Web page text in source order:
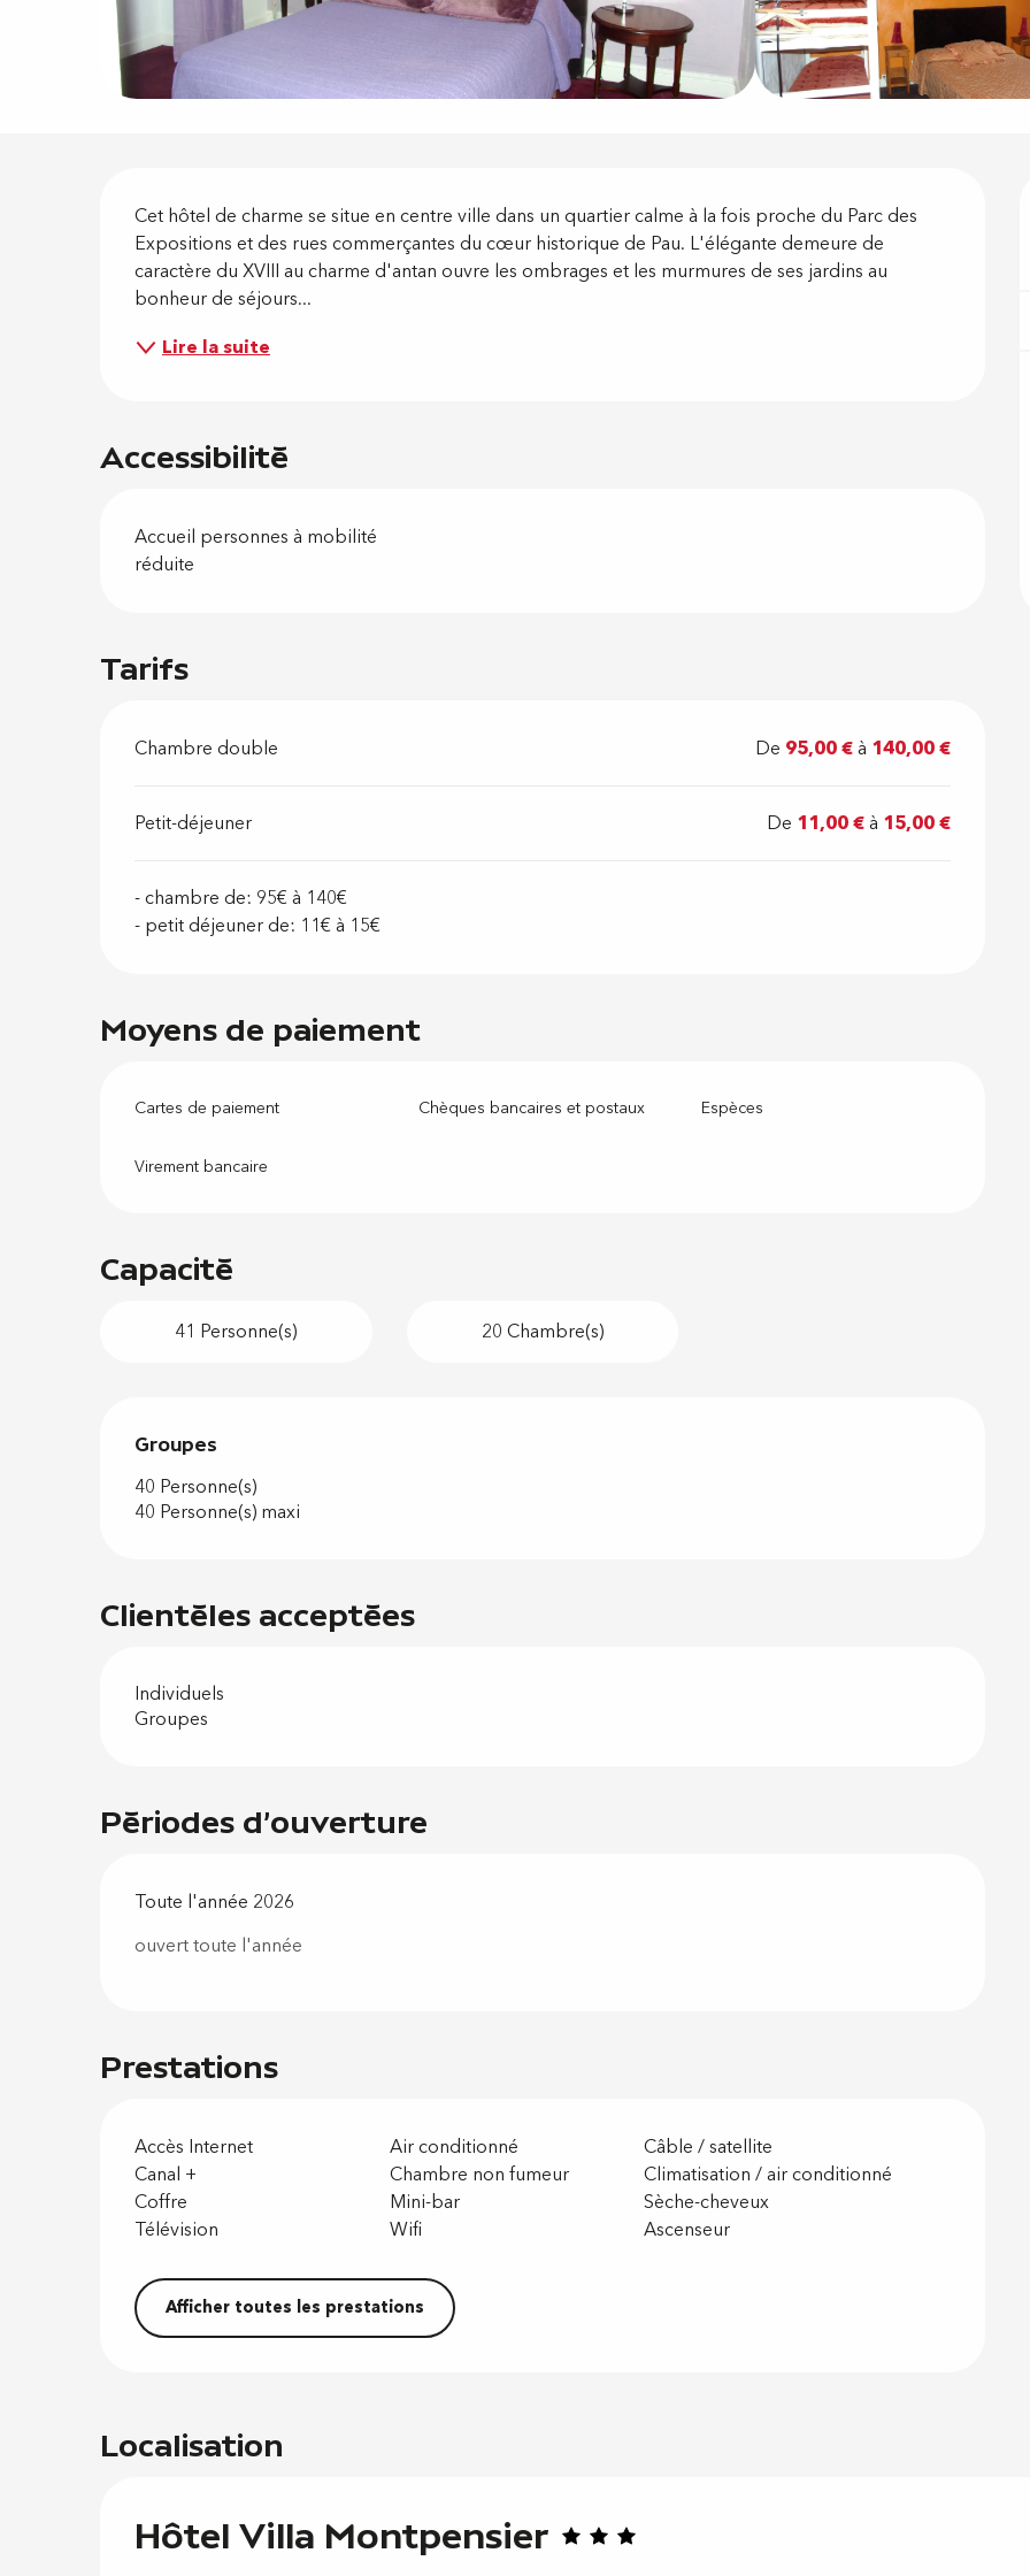
Description
Cet hôtel de charme se situe en centre ville dans un quartier calme à la fois proche du Parc des
Expositions et des rues commerçantes du cœur historique de Pau. L'élégante demeure de
caractère du XVIII au charme d'antan ouvre les ombrages et les murmures de ses jardins au
bonheur de séjours...
Lire la suite
Prestations
Accès Internet Air conditionné
Câble / satellite
Canal +
Chambre non fumeur
Climatisation / air conditionné
Coffre
Mini-bar
Sèche-cheveux
Télévision
Wifi Ascenseur
Afficher toutes les prestations
Accessibilité
Accueil personnes à mobilité
réduite
Tarifs
Chambre double De 95,00 €à 140,00 €
Petit-déjeuner De 11,00 €à 15,00 €
- chambre de: 95€ à 140€
- petit déjeuner de: 11€ à 15€
Moyens de paiement
Cartes de paiement Chèques bancaires et postaux Espèces
Virement bancaire
Capacité
41 Personne(s) 20 Chambre(s)
Groupes
Groupes
40 Personne(s)
40 Personne(s) maxi
Clientèles acceptées
Individuels
Groupes
Périodes d'ouverture
Toute l'année 2026
ouvert toute l'année
Localisation
Hôtel Villa Montpensier